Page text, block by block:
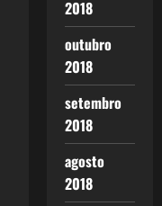
2018
outubro
2018
setembro
2018
agosto
2018